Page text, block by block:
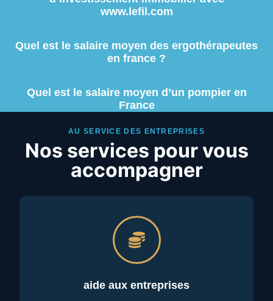
www.lefil.com
Quel est le salaire moyen des ergothérapeutes
en france ?
Quel est le salaire moyen d’un pompier en
France
AU SERVICE DES ENTREPRISES
Nos services pour vous
accompagner
aide aux entreprises